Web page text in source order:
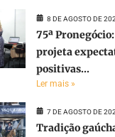
8 DE AGOSTO DE
75ª
projeta
positivas...
Ler mais »
7 DE AGOSTO DE
Tradição